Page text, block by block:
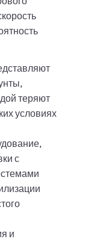
теряют
условиях
с
и